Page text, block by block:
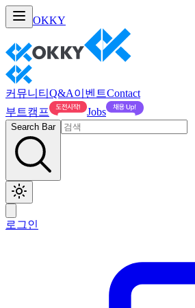
OKKY
커뮤니티 Q&A이벤트Contact
부트캠프
Jobs
Search Bar
로그인